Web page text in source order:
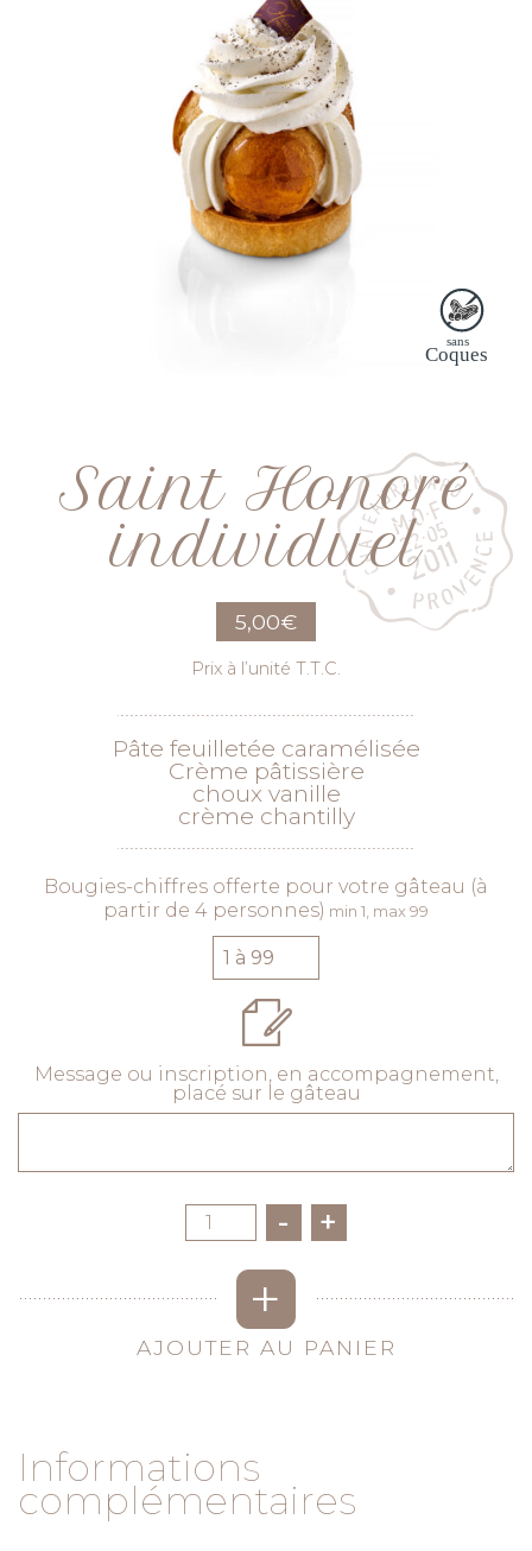
Saint Honoré
individuel
5,00€
Prix à l’unité T.T.C.
Pâte feuilletée caramélisée
Crème pâtissière
choux vanille
crème chantilly
Bougies-chiffres offerte pour votre gâteau (à
partir de 4 personnes) min 1, max 99
Message ou inscription, en accompagnement,
placé sur le gâteau
- +
+
AJOUTER AU PANIER
Informations
complémentaires